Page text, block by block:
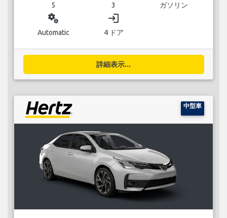
5 3 ガソリン
miscellaneous_services
Automatic
login
4 ドア
詳細表示...
中型車